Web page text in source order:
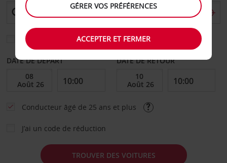
Sélectionnez une autre agence de retour
DATE DE DÉPART DATE DE RETOUR
Conducteur âgé de 25 ans et plus
J’ai un code de réduction
TROUVER DES VOITURES
GÉRER VOS PRÉFÉRENCES
ACCEPTER ET FERMER